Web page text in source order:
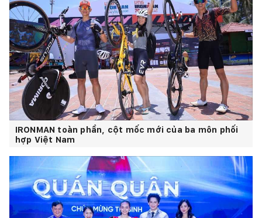
IRONMAN toàn phần, cột mốc mới của ba môn phối
hợp Việt Nam